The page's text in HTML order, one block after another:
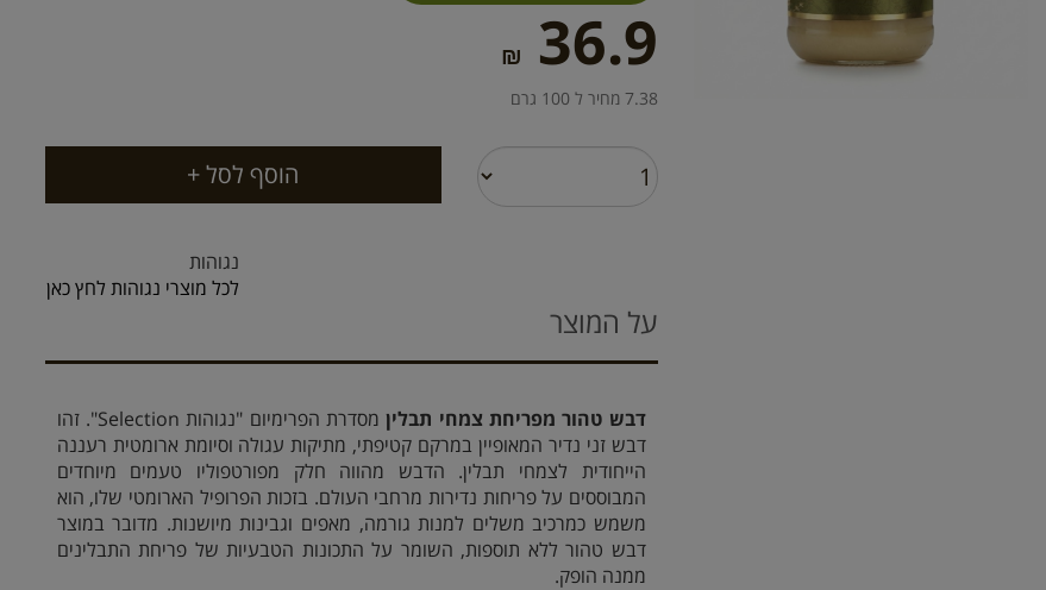
36.9
₪
7.38 מחיר ל 100 גרם
נגוהות
לכל מוצרי נגוהות לחץ כאן
על המוצר
דבש טהור מפריחת צמחי תבלין
מסדרת הפרימיום "נגוהות Selection". זהו
דבש זני נדיר המאופיין במרקם קטיפתי, מתיקות עגולה וסיומת ארומטית רעננה
הייחודית לצמחי תבלין. הדבש מהווה חלק מפורטפוליו טעמים מיוחדים
המבוססים על פריחות נדירות מרחבי העולם. בזכות הפרופיל הארומטי שלו, הוא
משמש כמרכיב משלים למנות גורמה, מאפים וגבינות מיושנות. מדובר במוצר
דבש טהור ללא תוספות, השומר על התכונות הטבעיות של פריחת התבלינים
ממנה הופק.